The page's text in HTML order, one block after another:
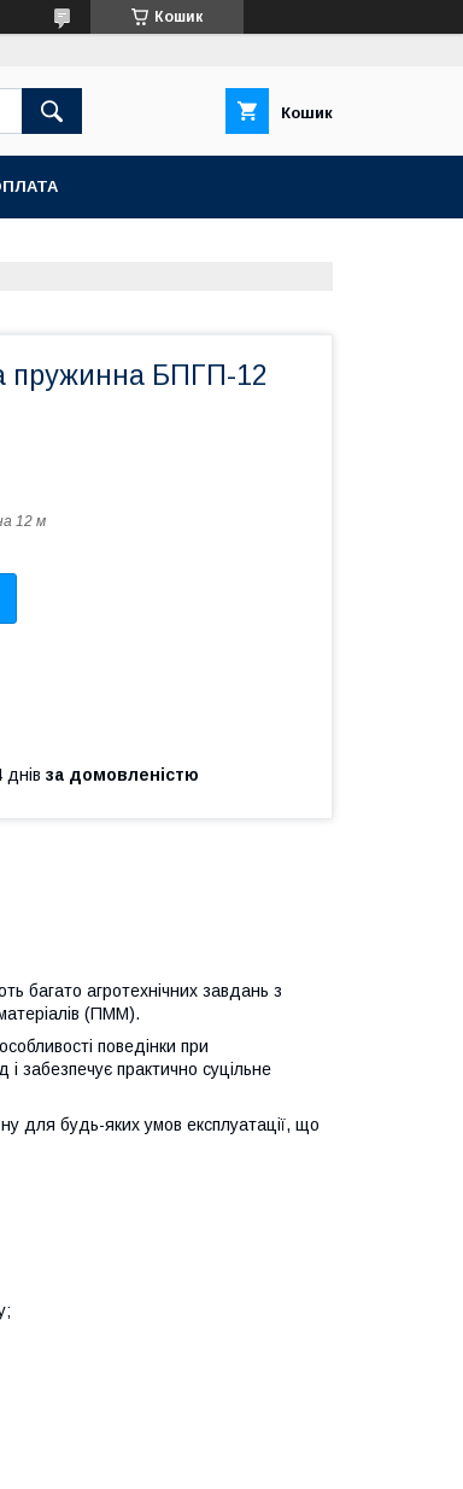
Кошик
Кошик
пружинна БПГП-12
12 м
за домовленістю
багато агротехнічних завдань з
(ПММ).
поведінки при
забезпечує практично суцільне
для будь-яких умов експлуатації, що